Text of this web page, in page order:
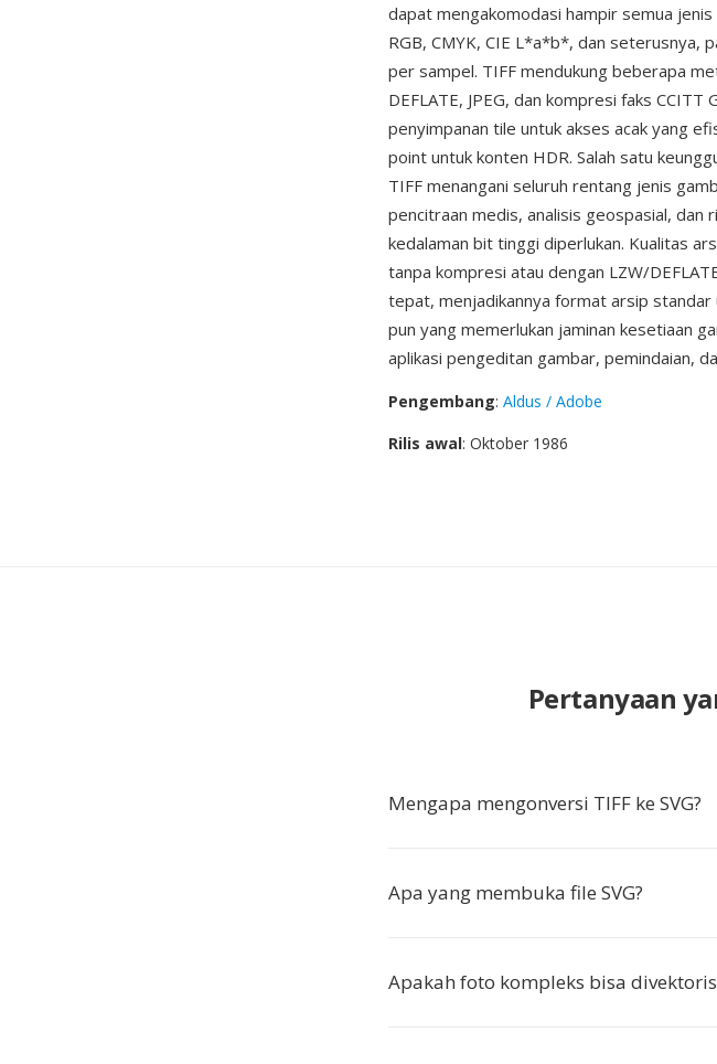
dapat mengakomodasi hampir semua
RGB, CMYK, CIE L*a*b*, dan seterusnya,
per sampel. TIFF mendukung beberapa
DEFLATE, JPEG, dan kompresi faks
penyimpanan tile untuk akses acak yang
point untuk konten HDR. Salah satu
TIFF menangani seluruh rentang jenis
pencitraan medis, analisis geospasial, dan
kedalaman bit tinggi diperlukan. Kualitas
tanpa kompresi atau dengan LZW/
tepat, menjadikannya format arsip standar
pun yang memerlukan jaminan kesetiaan
aplikasi pengeditan gambar, pemindaian,
Pengembang: Aldus / Adobe
Rilis awal: Oktober 1986
Pertanyaan
Mengapa mengonversi TIFF ke SVG?
Apa yang membuka file SVG?
Apakah foto kompleks bisa